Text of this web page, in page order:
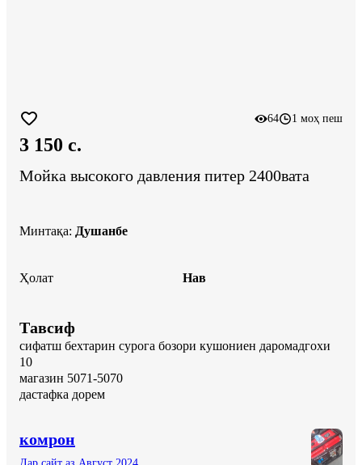
64 1 моҳ пеш
3 150 c.
Мойка высокого давления питер 2400вата
Минтақа: Душанбе
Ҳолат Нав
Тавсиф
сифатш бехтарин сурога бозори кушониен даромадгохи
10
магазин 5071-5070
дастафка дорем
комрон